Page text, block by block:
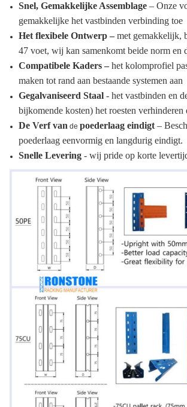
Snel, Gemakkelijke Assemblage – Onze
gemakkelijke het vastbinden verbinding toe
Het flexibele Ontwerp – met gemakkelijk,
47 voet, wij kan samenkomt beide norm en
Compatibele Kaders – het kolomprofiel
maken tot rand aan bestaande systemen aan
Gegalvaniseerd Staal - het vastbinden en
bijkomende kosten) het roesten
De Verf van de poederlaag eindigt –
poederlaag eenvormig en langdurig eindigt.
Snelle Levering - wij pride op korte